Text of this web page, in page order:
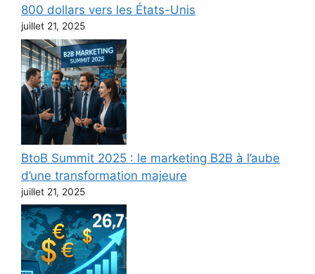
800 dollars vers les États-Unis
juillet 21, 2025
BtoB Summit 2025 : le marketing B2B à l’aube
d’une transformation majeure
juillet 21, 2025